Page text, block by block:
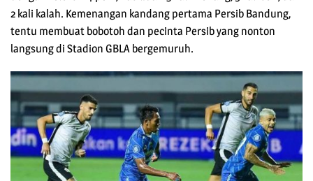
2 kali kalah. Kemenangan kandang pertama Persib Bandung,
tentu membuat bobotoh dan pecinta Persib yang nonton
langsung di Stadion GBLA bergemuruh.